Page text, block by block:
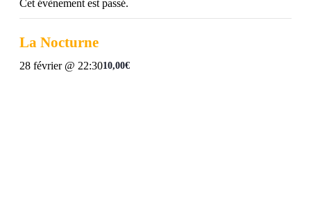
Cet évènement est passé.
La Nocturne
28 février @ 22:3010,00€